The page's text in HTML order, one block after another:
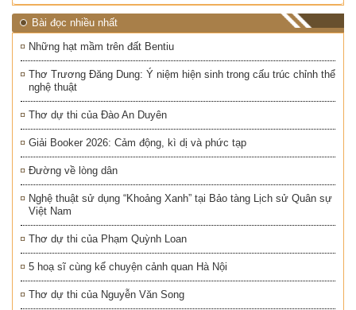
Bài đọc nhiều nhất
Những hạt mầm trên đất Bentiu
Thơ Trương Đăng Dung: Ý niệm hiện sinh trong cấu trúc chỉnh thể
nghệ thuật
Thơ dự thi của Đào An Duyên
Giải Booker 2026: Cảm động, kì dị và phức tạp
Đường về lòng dân
Nghệ thuật sử dụng “Khoảng Xanh” tại Bảo tàng Lịch sử Quân sự
Việt Nam
Thơ dự thi của Phạm Quỳnh Loan
5 hoạ sĩ cùng kể chuyện cảnh quan Hà Nội
Thơ dự thi của Nguyễn Văn Song